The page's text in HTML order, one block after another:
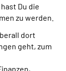
Du die
zu werden.
dort
geht, zum